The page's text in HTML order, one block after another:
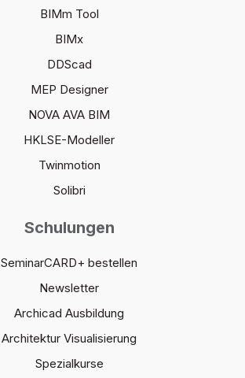
BIMm Tool
BIMx
DDScad
MEP Designer
NOVA AVA BIM
HKLSE-Modeller
Twinmotion
Solibri
Schulungen
SeminarCARD+ bestellen
Newsletter
Archicad Ausbildung
Architektur Visualisierung
Spezialkurse